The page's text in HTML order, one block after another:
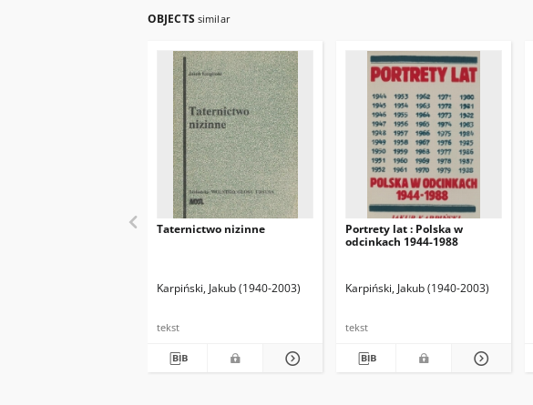
OBJECTS similar
Taternictwo nizinne
Karpiński, Jakub (1940-2003)
tekst
Portrety lat : Polska w
odcinkach 1944-1988
Karpiński, Jakub (1940-2003)
tekst